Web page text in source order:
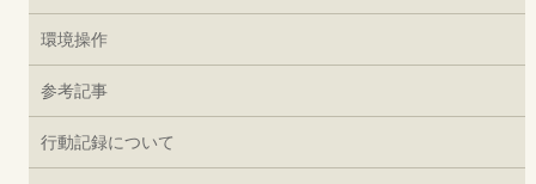
環境操作
参考記事
行動記録について